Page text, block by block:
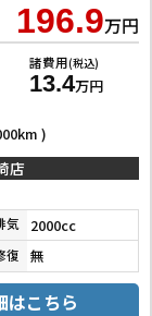
196.9万円
諸費用(税込)
13.4万円
)
店
気 2000cc
復 無
はこちら